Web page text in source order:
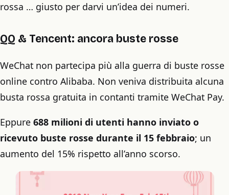
rossa … giusto per darvi un’idea dei numeri.
QQ & Tencent: ancora buste rosse
WeChat non partecipa più alla guerra di buste rosse
online contro Alibaba. Non veniva distribuita alcuna
busta rossa gratuita in contanti tramite WeChat Pay.
Eppure 688 milioni di utenti hanno inviato o
ricevuto buste rosse durante il 15 febbraio; un
aumento del 15% rispetto all’anno scorso.